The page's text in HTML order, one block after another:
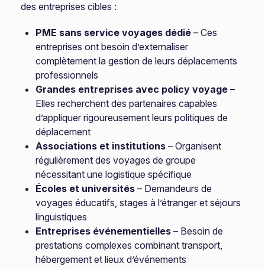
des entreprises cibles :
PME sans service voyages dédié – Ces
entreprises ont besoin d’externaliser
complètement la gestion de leurs déplacements
professionnels
Grandes entreprises avec policy voyage –
Elles recherchent des partenaires capables
d’appliquer rigoureusement leurs politiques de
déplacement
Associations et institutions – Organisent
régulièrement des voyages de groupe
nécessitant une logistique spécifique
Écoles et universités – Demandeurs de
voyages éducatifs, stages à l’étranger et séjours
linguistiques
Entreprises événementielles – Besoin de
prestations complexes combinant transport,
hébergement et lieux d’événements